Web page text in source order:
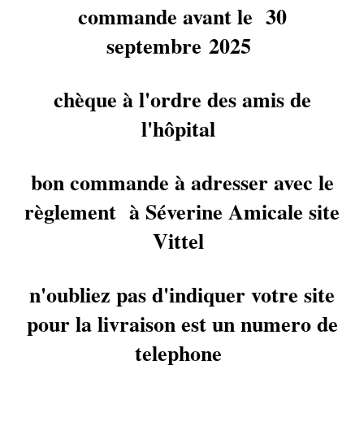
commande avant le 30
septembre 2025
chèque à l'ordre des amis de
l'hôpital
bon commande à adresser avec le
règlement à Séverine Amicale site
Vittel
n'oubliez pas d'indiquer votre site
pour la livraison est un numero de
telephone